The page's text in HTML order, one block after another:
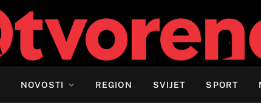
NOVOSTI REGION SVIJET SPORT